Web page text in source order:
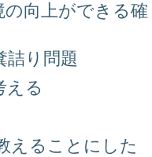
の向上ができる確
詰り問題
える
えることにした